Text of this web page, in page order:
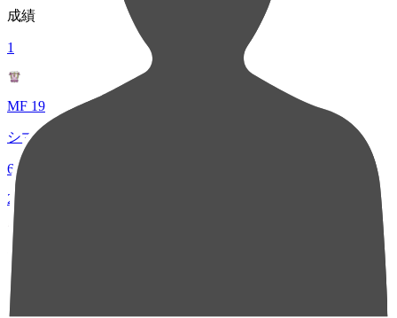
成績
1
MF 19
シマブク カズヨシ
66
2
MF 8
浅倉 廉